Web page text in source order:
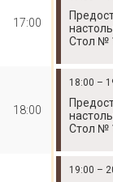
17:00
Стол №
18:00
18:00 –
Стол №
19:00 –